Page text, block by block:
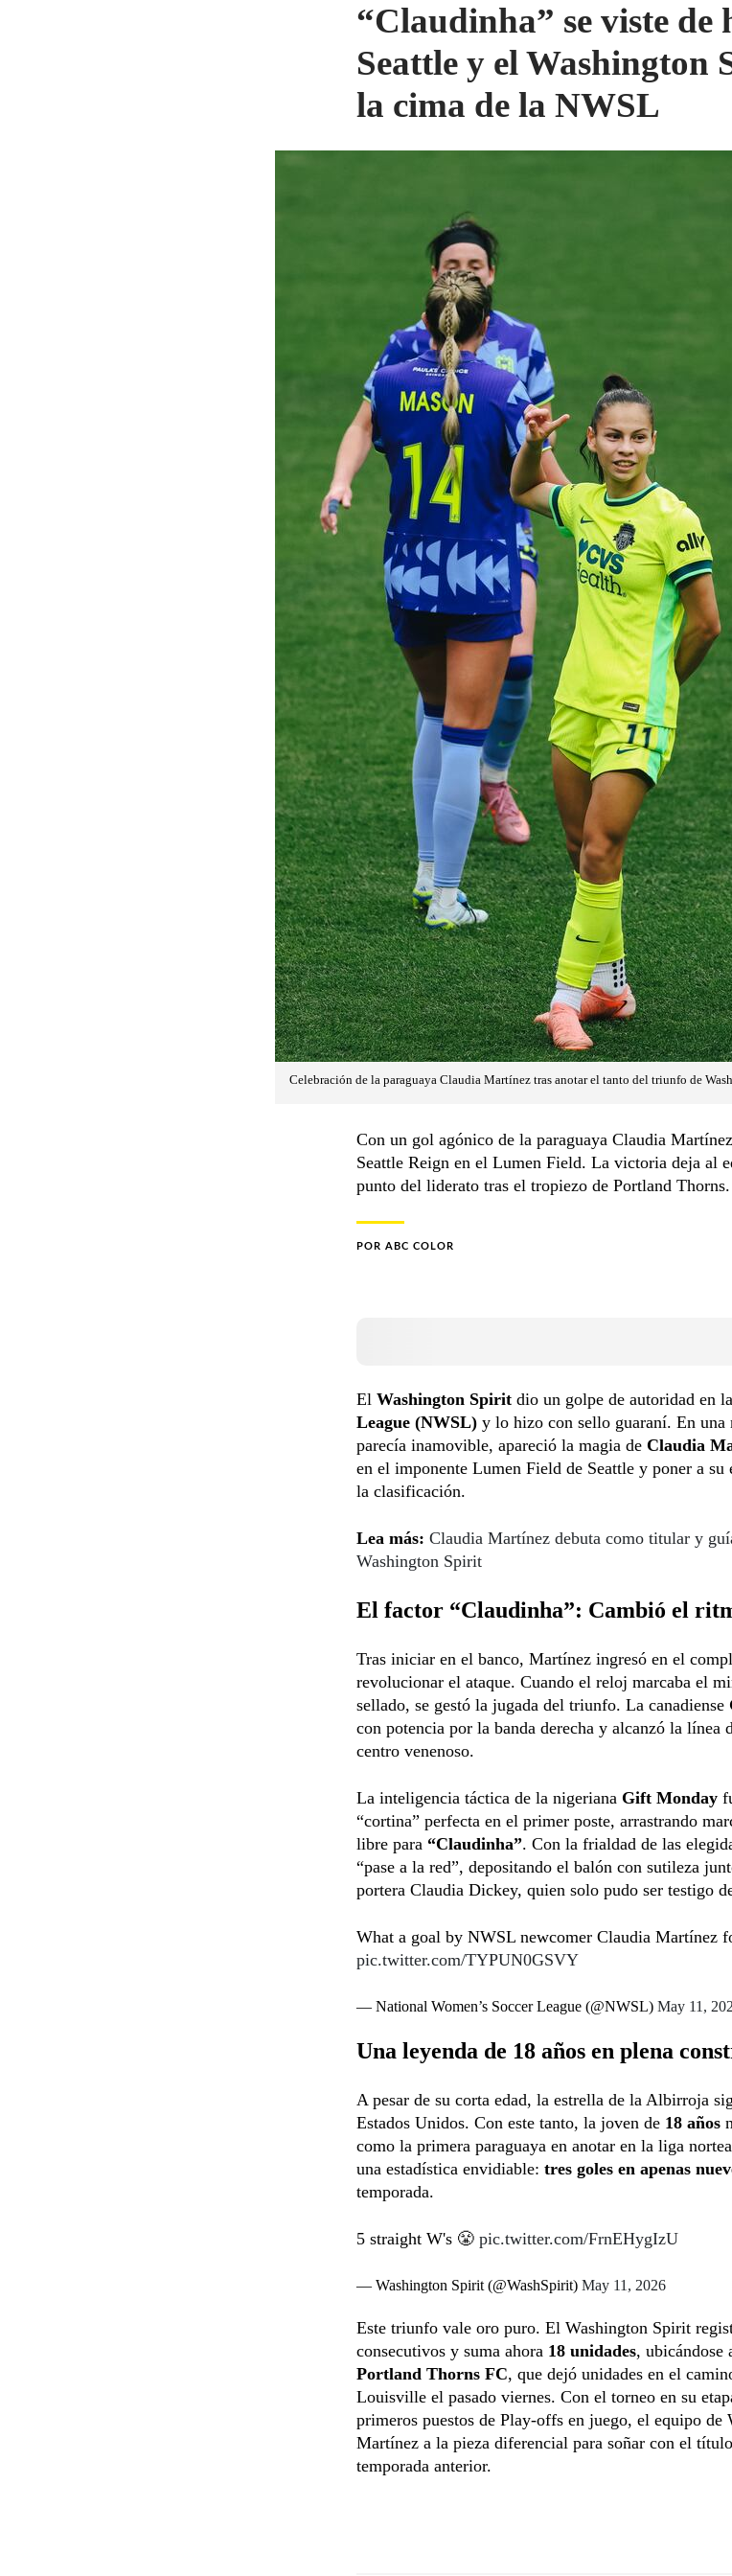
“Claudinha” se viste de
Seattle y el Washington
la cima de la NWSL
Celebración de la paraguaya Claudia Martínez tras anotar el tanto del triunfo de
Con un gol agónico de la paraguaya Claudia
Seattle Reign en el Lumen Field. La victoria deja al
punto del liderato tras el tropiezo de Portland Thorns.
POR ABC COLOR
El Washington Spirit dio un golpe de autoridad en la
League (NWSL) y lo hizo con sello guaraní. En una
parecía inamovible, apareció la magia de Claudia
en el imponente Lumen Field de Seattle y poner a
la clasificación.
Lea más: Claudia Martínez debuta como titular y
Washington Spirit
El factor “Claudinha”: Cambió el
Tras iniciar en el banco, Martínez ingresó en el
revolucionar el ataque. Cuando el reloj marcaba el
sellado, se gestó la jugada del triunfo. La canadiense
con potencia por la banda derecha y alcanzó la línea
centro venenoso.
La inteligencia táctica de la nigeriana Gift Monday
“cortina” perfecta en el primer poste, arrastrando
libre para “Claudinha”. Con la frialdad de las
“pase a la red”, depositando el balón con sutileza
portera Claudia Dickey, quien solo pudo ser testigo
What a goal by NWSL newcomer Claudia Martínez
pic.twitter.com/TYPUN0GSVY
— National Women’s Soccer League (@NWSL) May 11,
Una leyenda de 18 años en plena
A pesar de su corta edad, la estrella de la Albirroja
Estados Unidos. Con este tanto, la joven de 18 años
como la primera paraguaya en anotar en la liga
una estadística envidiable: tres goles en apenas
temporada.
5 straight W's 😤 pic.twitter.com/FrnEHygIzU
— Washington Spirit (@WashSpirit) May 11, 2026
Este triunfo vale oro puro. El Washington Spirit
consecutivos y suma ahora 18 unidades, ubicándose
Portland Thorns FC, que dejó unidades en el
Louisville el pasado viernes. Con el torneo en su
primeros puestos de Play-offs en juego, el equipo de
Martínez a la pieza diferencial para soñar con el
temporada anterior.